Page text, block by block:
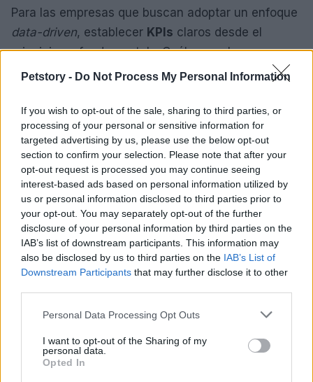
Petstory - Do Not Process My Personal Information
If you wish to opt-out of the sale, sharing to third parties, or
processing of your personal or sensitive information for
targeted advertising by us, please use the below opt-out
section to confirm your selection. Please note that after your
opt-out request is processed you may continue seeing
interest-based ads based on personal information utilized by
us or personal information disclosed to third parties prior to
your opt-out. You may separately opt-out of the further
disclosure of your personal information by third parties on the
IAB’s list of downstream participants. This information may
also be disclosed by us to third parties on the IAB’s List of
Downstream Participants that may further disclose it to other
Please note that this website/app uses one or more Google
not limited to your visit or usage behaviour. You may click to
grant or deny consent to Google and its third-party tags to
use your data for below specified purposes in below Google
Personal Data Processing Opt Outs
I want to opt-out of the Sharing of my
personal data.
Opted In
Para las empresas que buscan adoptar un enfoque
data-driven, establecer KPIs claros desde el
principio es fundamental. ¿Cuáles son los
indicadores clave que debes considerar? ElCTR, el
adquisición (CPA) son algunos de los más
relevantes. Cada uno de estos KPIs ofrece insights
valiosos sobre el rendimiento de las campañas y
permite realizar ajustes rápidos cuando sea
necesario.
Además, contar con las herramientas adecuadas
para la recopilación y análisis de datos es esencial.
Plataformas comoHubSpotyFacebook Business
proporcionan soluciones robustas que facilitan la
estrategias basadas en datos. En un entorno
competitivo como el de 2023, aquellas marcas que
se adapten y utilicen datos de manera efectiva